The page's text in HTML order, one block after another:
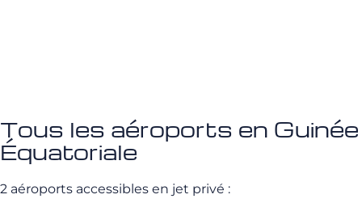
Tous les aéroports en Guinée
Équatoriale
2 aéroports accessibles en jet privé :